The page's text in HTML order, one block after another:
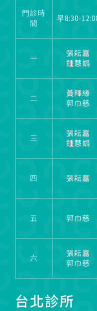
台北診所
門診時
間
一
二
三
四
五
六
早8:30-
張耘嘉
鍾慧娟
黃釋緣
郭巾慈
張耘嘉
鍾慧娟
張耘嘉
郭巾慈
張耘嘉
郭巾慈